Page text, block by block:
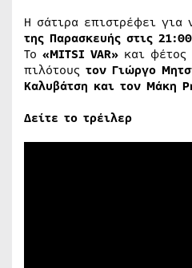
Η σάτιρα επιστρέφει για
της Παρασκευής στις 21:00
Το «MITSI VAR» και φέτος
πιλότους τον Γιώργο
Καλυβάτσ​η και τον Μάκη
Δείτε το τρέιλερ